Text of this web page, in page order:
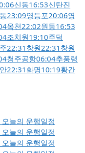
신동16:53신탄진
23:09영등포20:06영
옥천22:02원동16:53
조치원19:10주덕
22:31 창원22:31 창원
청주공항06:04추풍령
22:31 화명10:19황간
늘의 운행일정
늘의 운행일정
늘의 운행일정